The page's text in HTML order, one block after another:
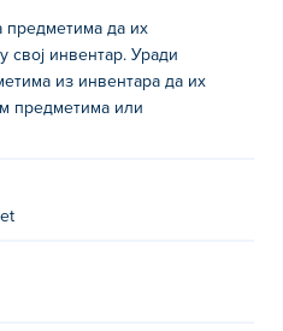
вас занимају да бисте их
Одатле можете
их на другим
Beyond је креирао
предметима да их
свој инвентар. Уради
из инвентара да их
предметима или